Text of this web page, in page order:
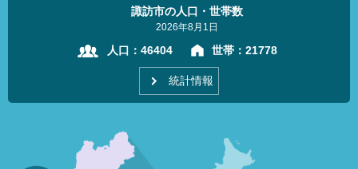
諏訪市の人口・世帯数
2026年8月1日
人口： 46404 世帯： 21778
統計情報